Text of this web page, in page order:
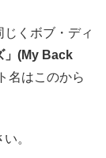
くボブ・ディ
」(My Back
名はこのから
。